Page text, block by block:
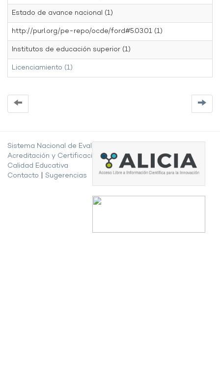
Estado de avance nacional (1)
http://purl.org/pe-repo/ocde/ford#5.03.01 (1)
Institutos de educación superior (1)
Licenciamiento (1)
Sistema Nacional de Evaluación,
Acreditación y Certificación de la
Calidad Educativa
Contacto
Sugerencias